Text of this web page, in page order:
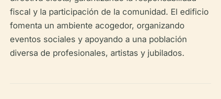
fiscal y la participación de la comunidad. El edificio
fomenta un ambiente acogedor, organizando
eventos sociales y apoyando a una población
diversa de profesionales, artistas y jubilados.